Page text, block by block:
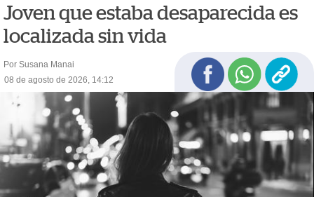
Joven que estaba desaparecida es
localizada sin vida
Por Susana Manai
08 de agosto de 2026, 14:12